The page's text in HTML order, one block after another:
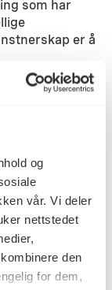
og
vår. Vi deler
nettstedet
den
for dem,
som har
er å